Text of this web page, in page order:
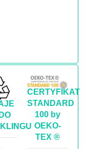
CERTYFIKAT
STANDARD
100 by
OEKO-
TEX ®